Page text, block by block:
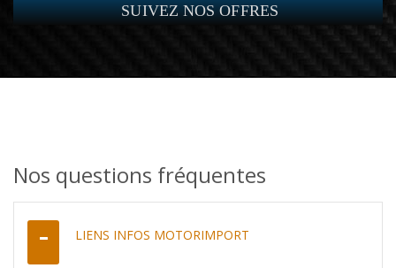
SUIVEZ NOS OFFRES
Nos questions fréquentes
LIENS INFOS MOTORIMPORT